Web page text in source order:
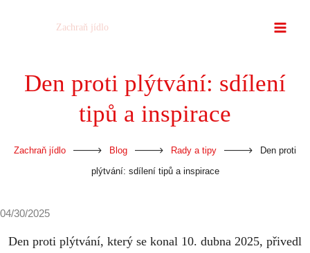
Zachraň jídlo
Den proti plýtvání: sdílení
tipů a inspirace
Zachraň jídlo - Blog - Rady a tipy -
Den proti
plýtvání: sdílení tipů a inspirace
04/30/2025
Den proti plýtvání, který se konal 10. dubna 2025, přivedl